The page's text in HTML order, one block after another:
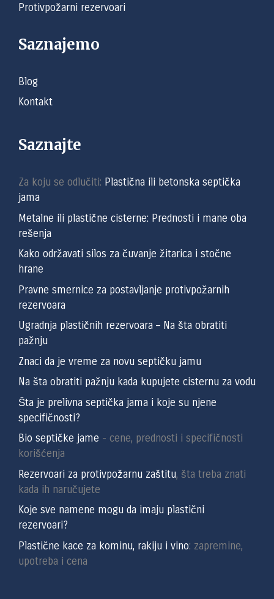
Protivpožarni rezervoari
Saznajemo
Blog
Kontakt
Saznajte
Za koju se odlučiti: Plastična ili betonska septička
jama
Metalne ili plastične cisterne: Prednosti i mane oba
rešenja
Kako održavati silos za čuvanje žitarica i stočne
hrane
Pravne smernice za postavljanje protivpožarnih
rezervoara
Ugradnja plastičnih rezervoara – Na šta obratiti
pažnju
Znaci da je vreme za novu septičku jamu
Na šta obratiti pažnju kada kupujete cisternu za vodu
Šta je prelivna septička jama i koje su njene
specifičnosti?
Bio septičke jame - cene, prednosti i specifičnosti
korišćenja
Rezervoari za protivpožarnu zaštitu, šta treba znati
kada ih naručujete
Koje sve namene mogu da imaju plastični
rezervoari?
Plastične kace za kominu, rakiju i vino: zapremine,
upotreba i cena